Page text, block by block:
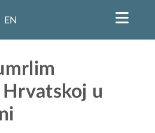
EN
Hrvatskoj u